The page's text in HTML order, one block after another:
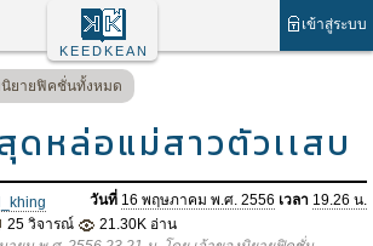
เข้าสู่ระบบ
KEEDKEAN
นิยายฟิคชั่นทั้งหมด
ดหล่อแม่สาวตัวเเสบ
วันที่ 16 พฤษภาคม พ.ศ. 2556 เวลา 19.26 น.
25 วิจารณ์
21.30K อ่าน